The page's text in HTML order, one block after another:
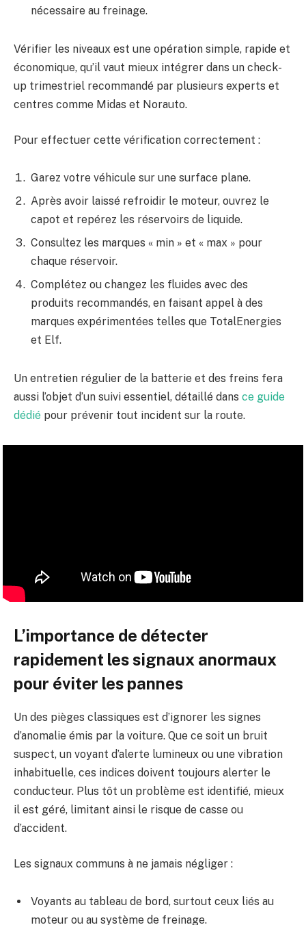
nécessaire au freinage.
Vérifier les niveaux est une opération simple, rapide et
économique, qu’il vaut mieux intégrer dans un check-
up trimestriel recommandé par plusieurs experts et
centres comme Midas et Norauto.
Pour effectuer cette vérification correctement :
Garez votre véhicule sur une surface plane.
Après avoir laissé refroidir le moteur, ouvrez le
capot et repérez les réservoirs de liquide.
Consultez les marques « min » et « max » pour
chaque réservoir.
Complétez ou changez les fluides avec des
produits recommandés, en faisant appel à des
marques expérimentées telles que TotalEnergies
et Elf.
Un entretien régulier de la batterie et des freins fera
aussi l’objet d’un suivi essentiel, détaillé dans ce guide
dédié pour prévenir tout incident sur la route.
L’importance de détecter
rapidement les signaux anormaux
pour éviter les pannes
Un des pièges classiques est d’ignorer les signes
d’anomalie émis par la voiture. Que ce soit un bruit
suspect, un voyant d’alerte lumineux ou une vibration
inhabituelle, ces indices doivent toujours alerter le
conducteur. Plus tôt un problème est identifié, mieux
il est géré, limitant ainsi le risque de casse ou
d’accident.
Les signaux communs à ne jamais négliger :
Voyants au tableau de bord, surtout ceux liés au
moteur ou au système de freinage.